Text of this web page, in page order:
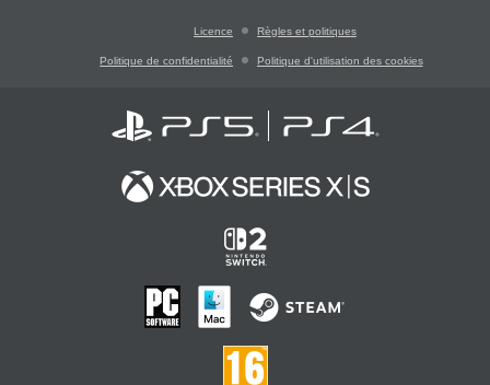
Licence Règles et politiques
Politique de confidentialité Politique d'utilisation des cookies